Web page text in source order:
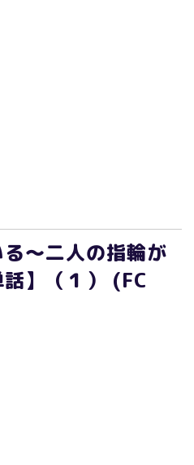
～二人の指輪が
】（１） (FC